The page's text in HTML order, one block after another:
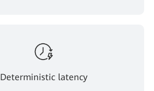
Deterministic latency